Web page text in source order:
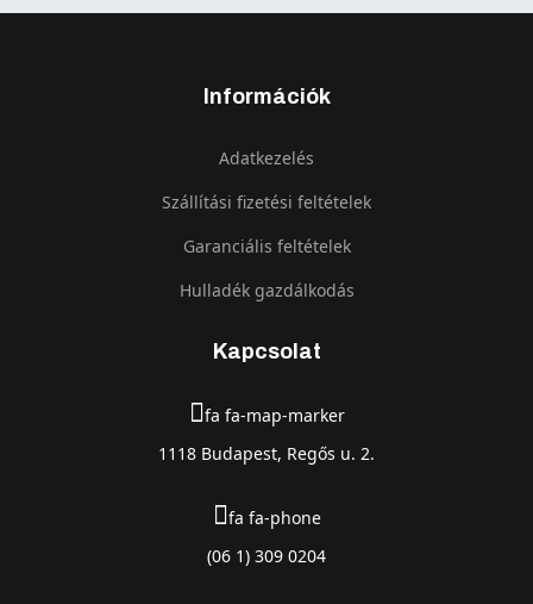
Információk
Adatkezelés
Szállítási fizetési feltételek
Garanciális feltételek
Hulladék gazdálkodás
Kapcsolat
fa fa-map-marker
1118 Budapest, Regős u. 2.
fa fa-phone
(06 1) 309 0204